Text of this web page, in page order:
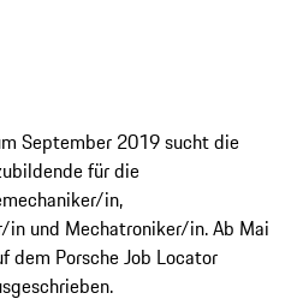
September 2019 sucht die
für die
in,
und Mechatroniker/in. Ab Mai
dem Porsche Job Locator